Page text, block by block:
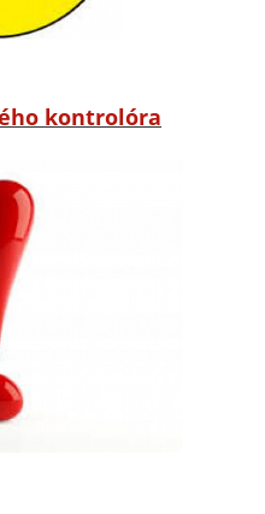
kontrolóra